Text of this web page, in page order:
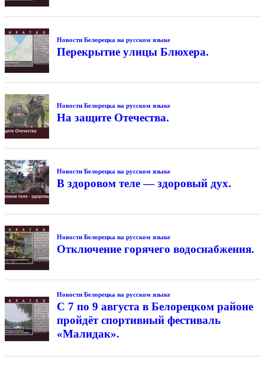
Новости Белорецка на русском языке
Перекрытие улицы Блюхера.
Новости Белорецка на русском языке
На защите Отечества.
Новости Белорецка на русском языке
В здоровом теле — здоровый дух.
Новости Белорецка на русском языке
Отключение горячего водоснабжения.
Новости Белорецка на русском языке
С 7 по 9 августа в Белорецком районе
пройдёт спортивный фестиваль
«Малидак».